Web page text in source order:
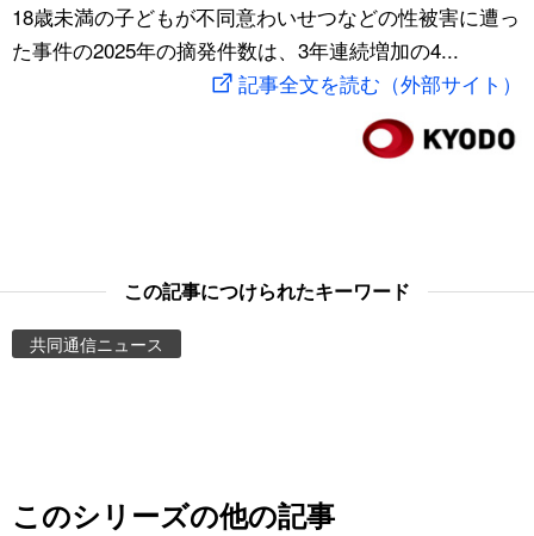
文化
動画/Live
お知らせ
スポーツ・東京2020
18歳未満の子どもが不同意わいせつなどの性被害に遭っ
た事件の2025年の摘発件数は、3年連続増加の4...
記事全文を読む（外部サイト）
この記事につけられたキーワード
共同通信ニュース
このシリーズの他の記事